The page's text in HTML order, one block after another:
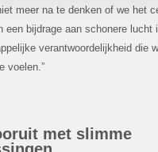
meer na te denken of we het
een bijdrage aan schonere
verantwoordelijkheid die
voelen.”
met slimme